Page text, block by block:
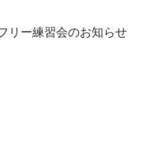
リー練習会のお知らせ